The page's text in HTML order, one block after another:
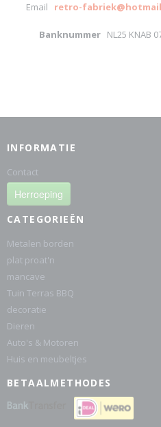
Email retro-
Banknummer NL25 KNAB
INFORMATIE
Contact
Herroeping
CATEGORIEËN
Metalen borden
plat proat'n
mancave
Tuin Terras BBQ
decoratie
Dieren
Auto's & Motoren
Huis en meubeltjes
BETAALMETHODES